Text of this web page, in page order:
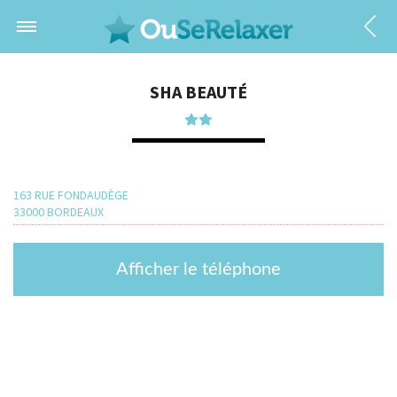
SHA BEAUTÉ
163 RUE FONDAUDÈGE
33000 BORDEAUX
Afficher le téléphone